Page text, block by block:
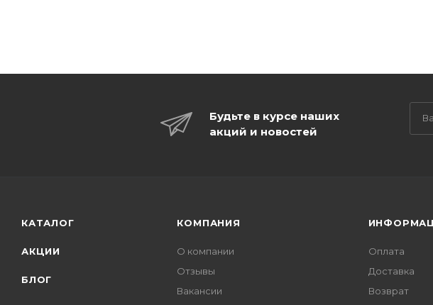
Будьте в курсе наших
акций и новостей
КАТАЛОГ
АКЦИИ
БЛОГ
КОМПАНИЯ
О компании
Отзывы
Вакансии
Оплата
Доставка
Возврат